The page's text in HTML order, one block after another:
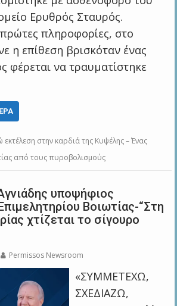
Ερυθρός Σταυρός.
πληροφορίες, στο
η επίθεση βρισκόταν ένας
φέρεται να τραυματίστηκε
εκτέλεση στην καρδιά της Κυψέλης – Ένας
από τους πυροβολισμούς
υποψήφιος
Βοιωτίας-“Στη
χτίζεται το σίγουρο
Permissos Newsroom
«ΣΥΜΜΕΤΕΧΩ,
ΣΧΕΔΙΑΖΩ,